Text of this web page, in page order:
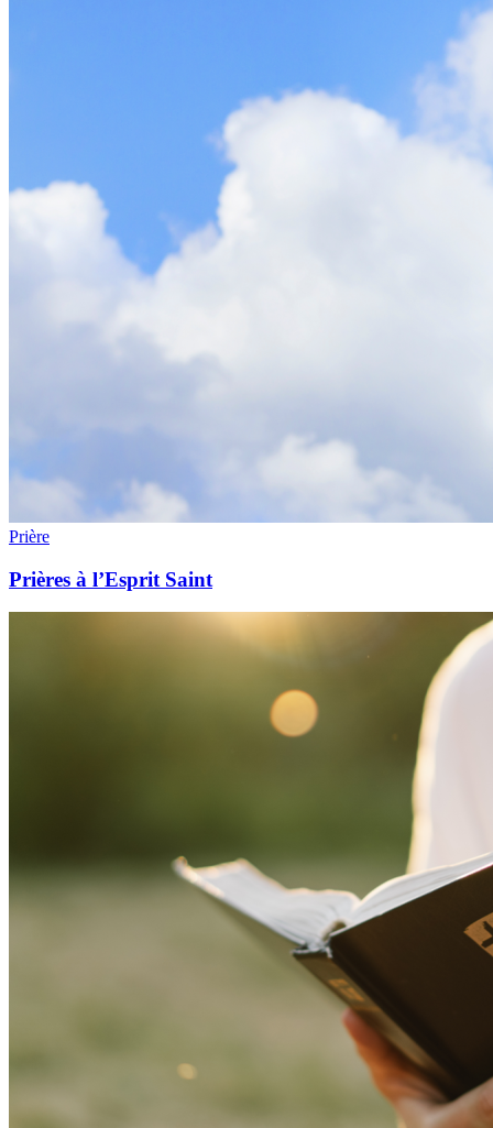
Prière
Prières à l’Esprit Saint